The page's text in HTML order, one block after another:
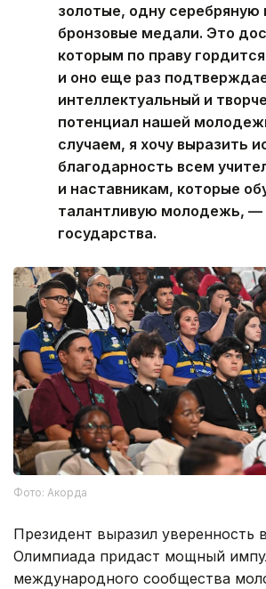
золотые, одну серебряную
бронзовые медали. Это
которым по праву
и оно еще раз
интеллектуальный и
потенциал нашей
случаем, я хочу выразить
благодарность всем
и наставникам, которые
талантливую молодежь, —
государства.
Фото: Акорда
Президент выразил уверенность
Олимпиада придаст мощный
международного сообщества